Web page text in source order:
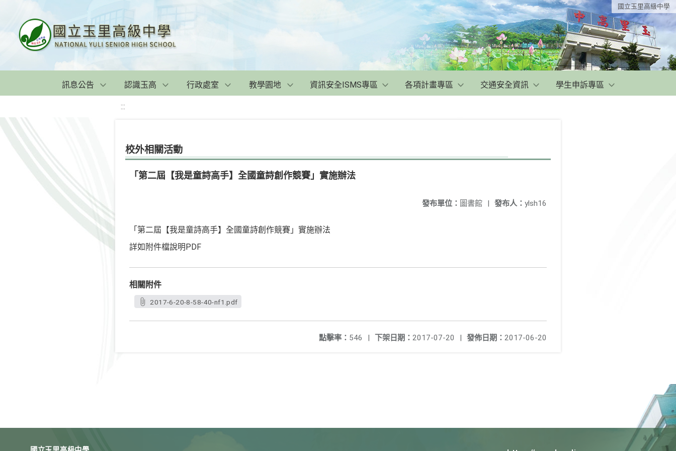
國立玉里高級中學
訊息公告 認識玉高 行政處室 教學園地 資訊安全ISMS專區 各項計畫專區 交通安全資訊 學生申訴專區
:::
校外相關活動
「第二屆【我是童詩高手】全國童詩創作競賽」實施辦法
發布人： ylsh16
發布單位： 圖書館 |
「第二屆【我是童詩高手】全國童詩創作競賽」實施辦法
詳如附件檔說明PDF
相關附件
2017-6-20-8-58-40-nf1.pdf
發佈日期： 2017-06-20
下架日期： 2017-07-20 |
點擊率： 546 |